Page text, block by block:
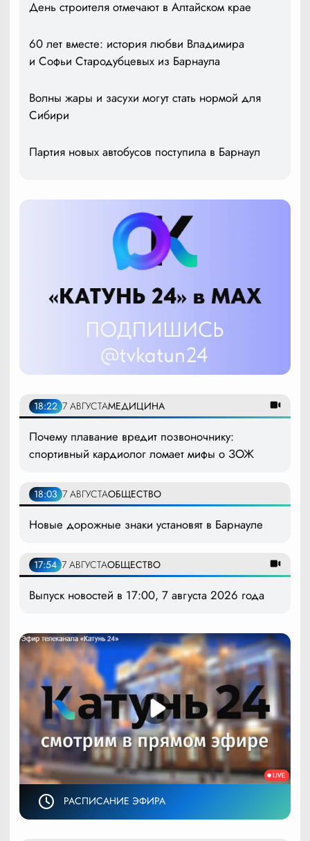
День строителя отмечают в Алтайском крае
60 лет вместе: история любви Владимира
и Софьи Стародубцевых из Барнаула
Волны жары и засухи могут стать нормой для
Сибири
Партия новых автобусов поступила в Барнаул
18:22 7 АВГУСТАМЕДИЦИНА
Почему плавание вредит позвоночнику:
спортивный кардиолог ломает мифы о ЗОЖ
18:03 7 АВГУСТАОБЩЕСТВО
Новые дорожные знаки установят в Барнауле
17:54 7 АВГУСТАОБЩЕСТВО
Выпуск новостей в 17:00, 7 августа 2026 года
РАСПИСАНИЕ ЭФИРА